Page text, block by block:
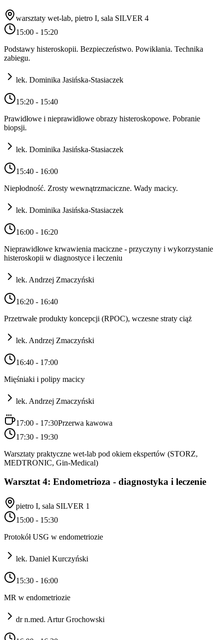
warsztaty wet-lab, pietro I, sala SILVER 4
15:00 - 15:20
Podstawy histeroskopii. Bezpieczeństwo. Powikłania. Technika
zabiegu.
lek. Dominika Jasińska-Stasiaczek
15:20 - 15:40
Prawidłowe i nieprawidłowe obrazy histeroskopowe. Pobranie
biopsji.
lek. Dominika Jasińska-Stasiaczek
15:40 - 16:00
Niepłodność. Zrosty wewnątrzmaciczne. Wady macicy.
lek. Dominika Jasińska-Stasiaczek
16:00 - 16:20
Nieprawidłowe krwawienia maciczne - przyczyny i wykorzystanie
histeroskopii w diagnostyce i leczeniu
lek. Andrzej Zmaczyński
16:20 - 16:40
Przetrwałe produkty koncepcji (RPOC), wczesne straty ciąż
lek. Andrzej Zmaczyński
16:40 - 17:00
Mięśniaki i polipy macicy
lek. Andrzej Zmaczyński
17:00 - 17:30Przerwa kawowa
17:30 - 19:30
Warsztaty praktyczne wet-lab pod okiem ekspertów (STORZ,
MEDTRONIC, Gin-Medical)
Warsztat 4: Endometrioza - diagnostyka i leczenie
pietro I, sala SILVER 1
15:00 - 15:30
Protokół USG w endometriozie
lek. Daniel Kurczyński
15:30 - 16:00
MR w endometriozie
dr n.med. Artur Grochowski